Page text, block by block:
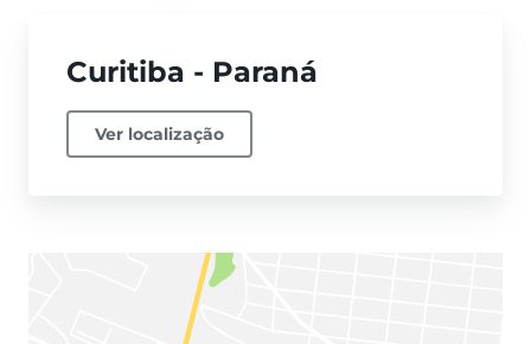
Curitiba - Paraná
Ver localização